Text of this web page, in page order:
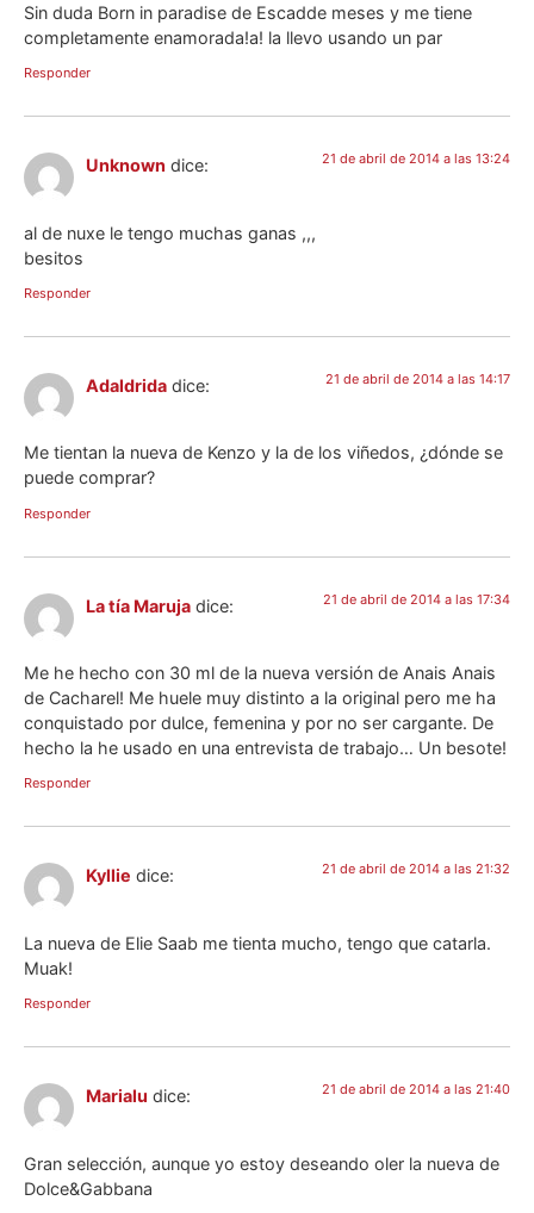
Sin duda Born in paradise de Escadde meses y me tiene
completamente enamorada!a! la llevo usando un par
Responder
Unknown dice: 21 de abril de 2014 a las 13:24
al de nuxe le tengo muchas ganas ,,,
besitos
Responder
Adaldrida dice: 21 de abril de 2014 a las 14:17
Me tientan la nueva de Kenzo y la de los viñedos, ¿dónde se
puede comprar?
Responder
La tía Maruja dice: 21 de abril de 2014 a las 17:34
Me he hecho con 30 ml de la nueva versión de Anais Anais
de Cacharel! Me huele muy distinto a la original pero me ha
conquistado por dulce, femenina y por no ser cargante. De
hecho la he usado en una entrevista de trabajo… Un besote!
Responder
Kyllie dice: 21 de abril de 2014 a las 21:32
La nueva de Elie Saab me tienta mucho, tengo que catarla.
Muak!
Responder
Marialu dice: 21 de abril de 2014 a las 21:40
Gran selección, aunque yo estoy deseando oler la nueva de
Dolce&Gabbana